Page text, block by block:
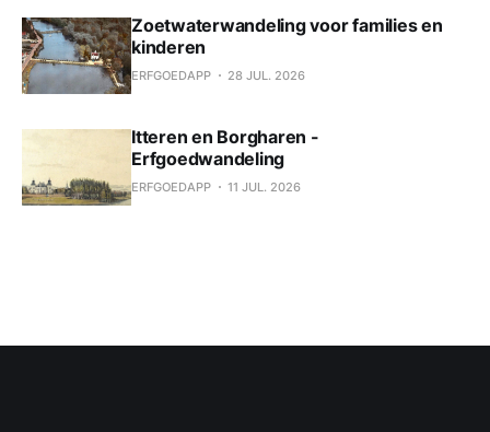
Zoetwaterwandeling voor families en
kinderen
ERFGOEDAPP 28 JUL. 2026
Itteren en Borgharen -
Erfgoedwandeling
ERFGOEDAPP 11 JUL. 2026